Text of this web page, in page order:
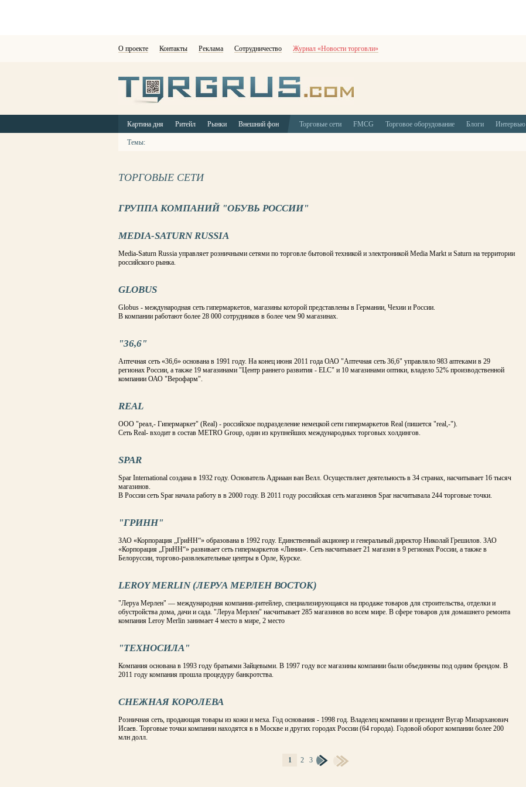
О проекте Контакты Реклама Сотрудничество Журнал «Новости торговли»
Картина дня Ритейл Рынки Внешний фон Торговые сети FMCG Торговое оборудование Блоги Интервью
Темы:
ТОРГОВЫЕ СЕТИ
ГРУППА КОМПАНИЙ "ОБУВЬ РОССИИ"
MEDIA-SATURN RUSSIA
Media-Saturn Russia управляет розничными сетями по торговле бытовой техникой и электроникой Media Markt и Saturn на территории
российского рынка.
GLOBUS
Globus - международная сеть гипермаркетов, магазины которой представлены в Германии, Чехии и России.
В компании работают более 28 000 сотрудников в более чем 90 магазинах.
"36,6"
Аптечная сеть «36,6» основана в 1991 году. На конец июня 2011 года ОАО "Аптечная сеть 36,6" управляло 983 аптеками в 29
регионах России, а также 19 магазинами "Центр раннего развития - ELC" и 10 магазинами оптики, владело 52% производственной
компании ОАО "Верофарм".
REAL
OOO "реал,- Гипермаркет" (Real) - российское подразделение немецкой сети гипермаркетов Real (пишется "real,-").
Сеть Real- входит в состав METRO Group, один из крупнейших международных торговых холдингов.
SPAR
Spar International создана в 1932 году. Основатель Адриаан ван Велл. Осуществляет деятельность в 34 странах, насчитывает 16 тысяч
магазинов.
В России сеть Spar начала работу в в 2000 году. В 2011 году российская сеть магазинов Spar насчитывала 244 торговые точки.
"ГРИНН"
ЗАО «Корпорация „ГриНН“» образована в 1992 году. Единственный акционер и генеральный директор Николай Грешилов. ЗАО
«Корпорация „ГриНН“» развивает сеть гипермаркетов «Линия». Сеть насчитывает 21 магазин в 9 регионах России, а также в
Белоруссии, торгово-развлекательные центры в Орле, Курске.
LEROY MERLIN (ЛЕРУА МЕРЛЕН ВОСТОК)
"Леруа Мерлен" — международная компания-ритейлер, специализирующаяся на продаже товаров для строительства, отделки и
обустройства дома, дачи и сада. "Леруа Мерлен" насчитывает 285 магазинов во всем мире. В сфере товаров для домашнего ремонта
компания Leroy Merlin занимает 4 место в мире, 2 место
"ТЕХНОСИЛА"
Компания основана в 1993 году братьями Зайцевыми. В 1997 году все магазины компании были объединены под одним брендом. В
2011 году компания прошла процедуру банкротства.
СНЕЖНАЯ КОРОЛЕВА
Розничная сеть, продающая товары из кожи и меха. Год основания - 1998 год. Владелец компании и президент Вугар Мизарханович
Исаев. Торговые точки компании находятся в в Москве и других городах России (64 города). Годовой оборот компании более 200
млн долл.
1 2 3